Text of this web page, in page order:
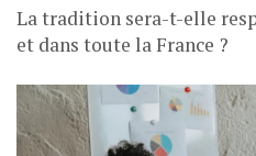
La tradition sera-t-elle
et dans toute la France ?